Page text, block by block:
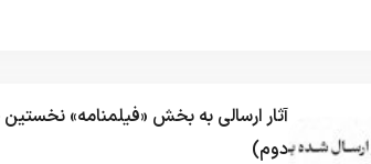
آثار ارسالی به بخش «فیلمنامه»
دوم)